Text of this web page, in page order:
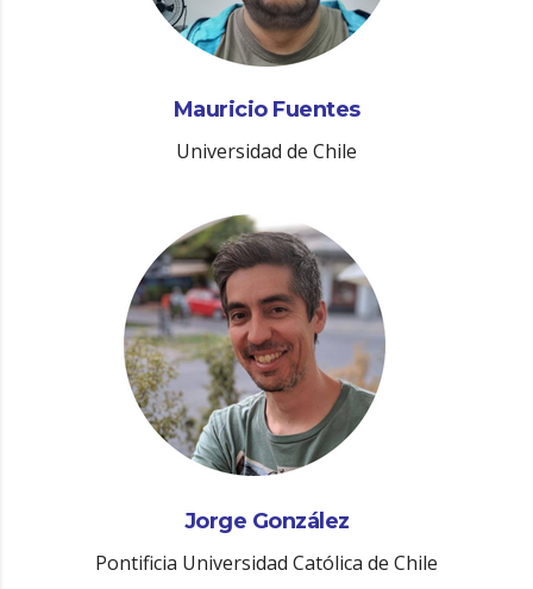
Mauricio Fuentes
Universidad de Chile
Jorge González
Pontificia Universidad Católica de Chile